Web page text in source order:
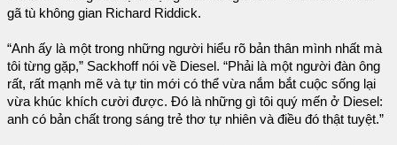
gã tù không gian Richard Riddick.
“Anh ấy là một trong những người hiểu rõ bản thân mình nhất mà
tôi từng gặp,” Sackhoff nói về Diesel. “Phải là một người đàn ông
rất, rất mạnh mẽ và tự tin mới có thể vừa nắm bắt cuộc sống lại
vừa khúc khích cười được. Đó là những gì tôi quý mến ở Diesel:
anh có bản chất trong sáng trẻ thơ tự nhiên và điều đó thật tuyệt.”